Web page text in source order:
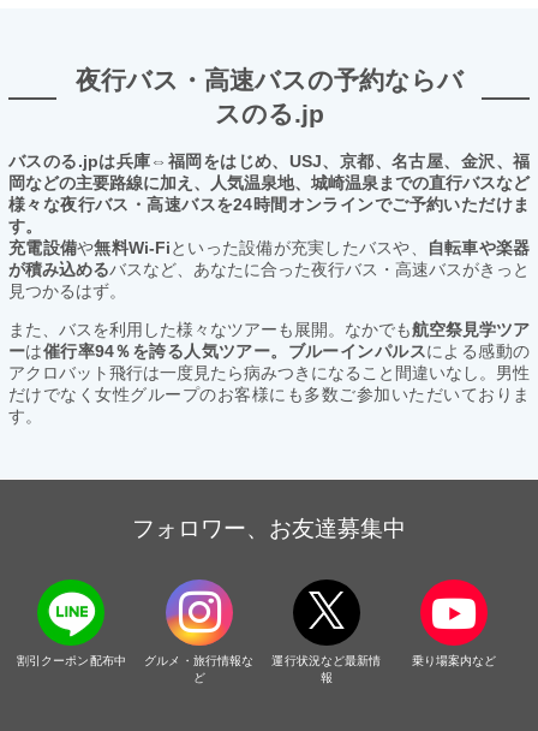
夜行バス・高速バスの予約ならバ
スのる.jp
バスのる.jpは兵庫⇔福岡をはじめ、USJ、京都、名古屋、金沢、福
岡などの主要路線に加え、人気温泉地、城崎温泉までの直行バスなど
様々な夜行バス・高速バスを24時間オンラインでご予約いただけま
す。
充電設備や無料Wi-Fiといった設備が充実したバスや、
自転車や楽器
が積み込めるバスなど、あなたに合った夜行バス・高速バスがきっと
見つかるはず。
また、バスを利用した様々なツアーも展開。なかでも航空祭見学ツア
ーは催行率94％を誇る人気ツアー。ブルーインパルスによる感動の
アクロバット飛行は一度見たら病みつきになること間違いなし。男性
だけでなく女性グループのお客様にも多数ご参加いただいておりま
す。
フォロワー、お友達募集中
割引クーポン配布中
グルメ・旅行情報な
ど
運行状況など最新情
報
乗り場案内など